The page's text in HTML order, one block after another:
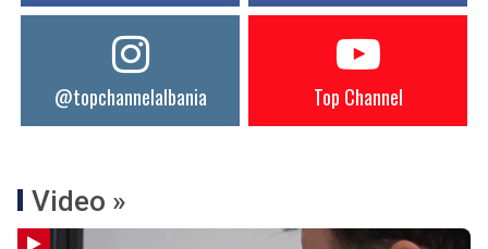
@topchannelalbania Top Channel
Video »